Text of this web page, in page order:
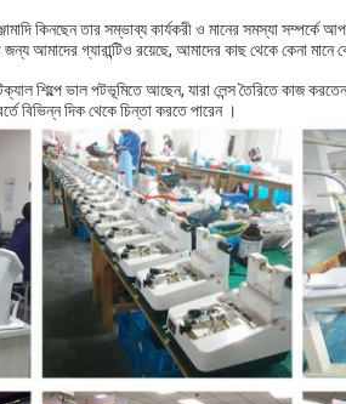
কিনছেন তার সম্ভাব্য কার্যকরী ও মানের সমস্যা
আমাদের গ্যারান্টিও রয়েছে, আমাদের কাছ থেকে কেনা মানে
শিল্পে ভাল পটভূমিতে আছেন, যারা লেন্স তৈরিতে কাজ
বিভিন্ন দিক থেকে চিন্তা করতে পারেন ।